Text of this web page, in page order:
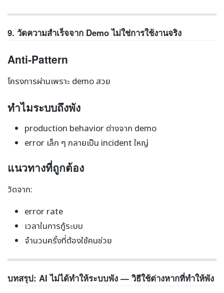
9. วัดความสำเร็จจาก Demo ไม่ใช่การใช้งานจริง
Anti-Pattern
โครงการผ่านเพราะ demo สวย
ทำไมระบบถึงพัง
production behavior ต่างจาก demo
error เล็ก ๆ กลายเป็น incident ใหญ่
แนวทางที่ถูกต้อง
วัดจาก:
error rate
เวลาในการกู้ระบบ
จำนวนครั้งที่ต้องใช้คนช่วย
บทสรุป: AI ไม่ได้ทำให้ระบบพัง — วิธีใช้ต่างหากที่ทำให้พัง